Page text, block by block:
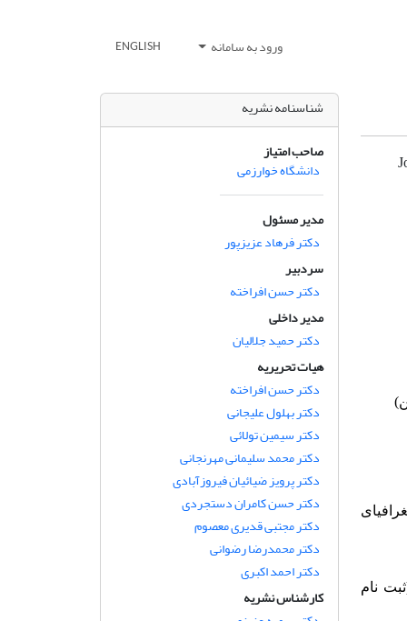
ورود به سامانه ENGLISH
نام
شناسنامه نشریه
صاحب امتیاز
دانشگاه خوارزمی
مدیر مسئول
دکتر فرهاد عزیزپور
سردبیر
دکتر حسن افراخته
مدیر داخلی
دکتر حمید جلالیان
هیات تحریریه
دکتر حسن افراخته
دکتر بهلول علیجانی
دکتر سیمین تولائی
دکتر محمد سلیمانی مهرنجانی
دکتر پرویز ضیائیان فیروزآبادی
دکتر حسن کامران دستجردی
دکتر مجتبی قدیری معصوم
دکتر محمدرضا رضوانی
دکتر احمد اکبری
کارشناس نشریه